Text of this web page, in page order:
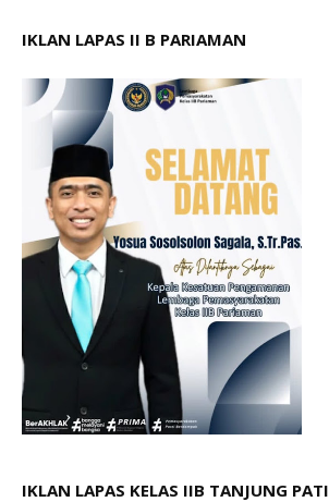
IKLAN LAPAS II B PARIAMAN
IKLAN LAPAS KELAS IIB TANJUNG PATI